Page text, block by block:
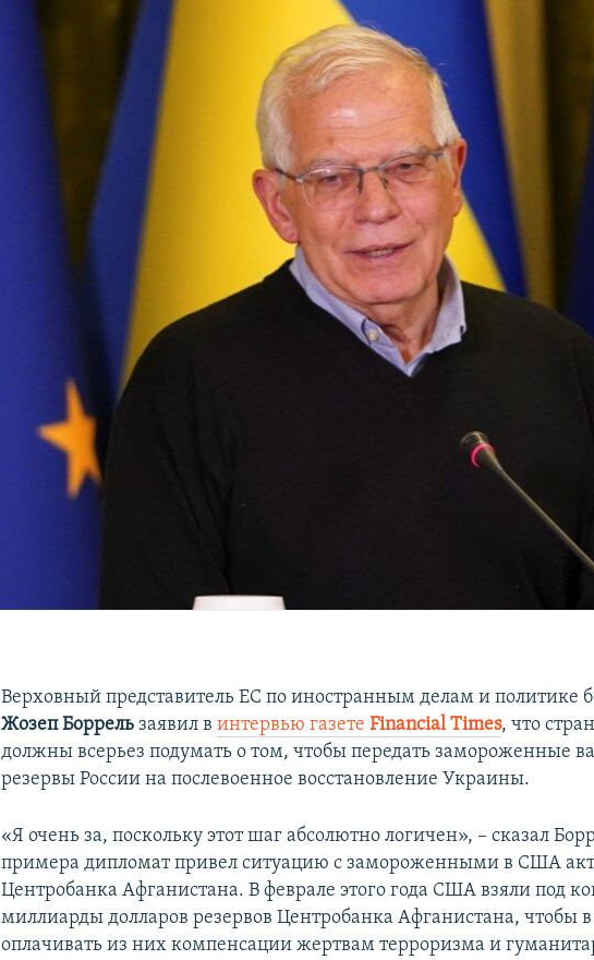
Верховный представитель ЕС по иностранным делам и политике
Жозеп Боррель заявил винтервью газетеFinancial Times, что
должны всерьез подумать о том, чтобы передать замороженные
резервы России на послевоенное восстановление Украины.
«Я очень за, поскольку этот шаг абсолютно логичен», – сказал
примера дипломат привел ситуацию с замороженными в США
Центробанка Афганистана. В феврале этого года США взяли под
миллиарды долларов резервов Центробанка Афганистана, чтобы
оплачивать из них компенсации жертвам терроризма и